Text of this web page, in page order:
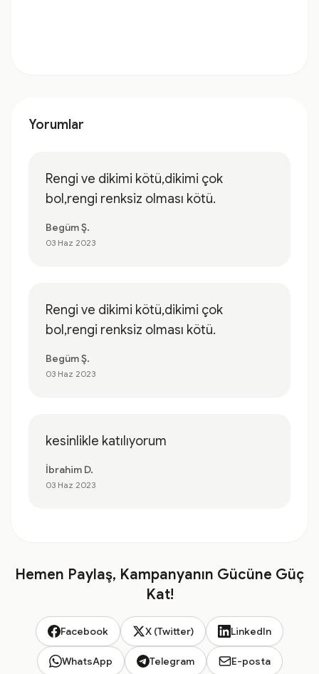
Yorumlar
Rengi ve dikimi kötü,dikimi çok
bol,rengi renksiz olması kötü.
Begüm Ş.
03 Haz 2023
Rengi ve dikimi kötü,dikimi çok
bol,rengi renksiz olması kötü.
Begüm Ş.
03 Haz 2023
kesinlikle katılıyorum
İbrahim D.
03 Haz 2023
Hemen Paylaş, Kampanyanın Gücüne Güç
Kat!
Facebook X (Twitter) LinkedIn
WhatsApp Telegram E-posta